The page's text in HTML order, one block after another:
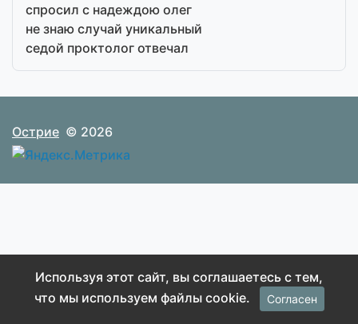
спросил с надеждою олег
не знаю случай уникальный
седой проктолог отвечал
Острие © 2026
Используя этот сайт, вы соглашаетесь с тем,
что мы используем файлы cookie.
Согласен